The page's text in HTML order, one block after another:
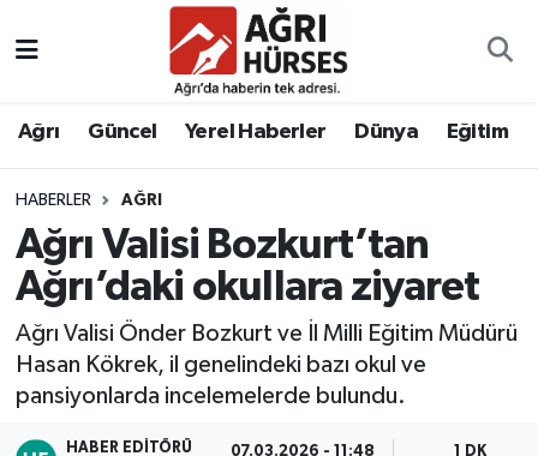
Ağrı Güncel Yerel Haberler Dünya Eğitim
HABERLER AĞRI
Ağrı Valisi Bozkurt’tan
Ağrı’daki okullara ziyaret
Ağrı Valisi Önder Bozkurt ve İl Milli Eğitim Müdürü
Hasan Kökrek, il genelindeki bazı okul ve
pansiyonlarda incelemelerde bulundu.
HABER EDITÖRÜ 07.03.2026 - 11:48 1 DK
Hava Durumu
Tüm Manşetler
Son Dakika Haberleri
Haber Arşivi